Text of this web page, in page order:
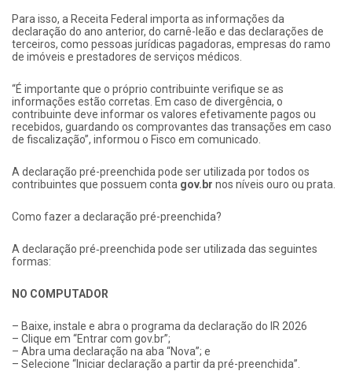
Para isso, a Receita Federal importa as informações da
declaração do ano anterior, do carnê-leão e das declarações de
terceiros, como pessoas jurídicas pagadoras, empresas do ramo
de imóveis e prestadores de serviços médicos.
“É importante que o próprio contribuinte verifique se as
informações estão corretas. Em caso de divergência, o
contribuinte deve informar os valores efetivamente pagos ou
recebidos, guardando os comprovantes das transações em caso
de fiscalização”, informou o Fisco em comunicado.
A declaração pré-preenchida pode ser utilizada por todos os
contribuintes que possuem conta gov.br nos níveis ouro ou prata.
Como fazer a declaração pré-preenchida?
A declaração pré‑preenchida pode ser utilizada das seguintes
formas:
NO COMPUTADOR
– Baixe, instale e abra o programa da declaração do IR 2026
– Clique em “Entrar com gov.br”;
– Abra uma declaração na aba “Nova”; e
– Selecione “Iniciar declaração a partir da pré-preenchida”.